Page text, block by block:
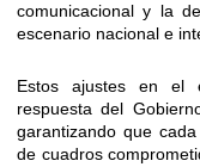
comunicacional y la
escenario nacional e
Estos ajustes en el
respuesta del
garantizando que
de cuadros